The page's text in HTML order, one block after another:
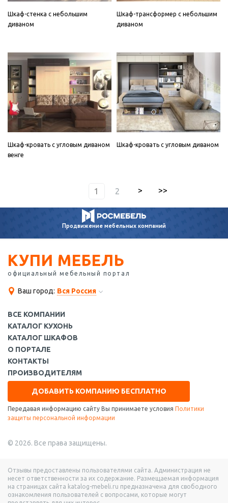
Шкаф-стенка с небольшим
диваном
Шкаф-трансформер с небольшим
диваном
Шкаф-кровать с угловым диваном
венге
Шкаф-кровать с угловым диваном
1 2
Продвижениемебельных компаний
КУПИ МЕБЕЛЬ
официальный мебельный портал
Ваш город: Вся Россия
ВСЕ КОМПАНИИ
КАТАЛОГ КУХОНЬ
КАТАЛОГ ШКАФОВ
О ПОРТАЛЕ
КОНТАКТЫ
ПРОИЗВОДИТЕЛЯМ
ДОБАВИТЬ КОМПАНИЮ БЕСПЛАТНО
Передавая информацию сайту Вы принимаете условия Политики
защиты персональной информации
© 2026. Все права защищены.
Отзывы предоставлены пользователями сайта. Администрация не
несет ответственности за их содержание. Размещаемая информация
на страницах сайта katalog-mebeli.ru предназначена для свободного
ознакомления пользователей с вопросами, которые могут